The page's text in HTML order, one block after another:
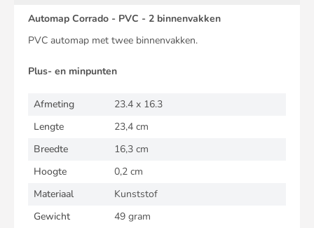
Automap Corrado - PVC - 2 binnenvakken
PVC automap met twee binnenvakken.
Plus- en minpunten
Afmeting
23.4 x 16.3
Lengte
23,4 cm
Breedte
16,3 cm
Hoogte
0,2 cm
Materiaal
Kunststof
Gewicht
49 gram